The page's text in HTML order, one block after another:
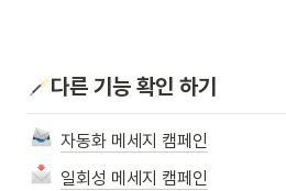
다른 기능 확인 하기
자동화 메세지 캠페인
일회성 메세지 캠페인